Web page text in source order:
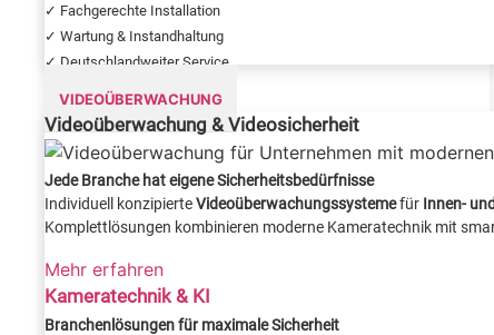
✓ Fachgerechte Installation
✓ Wartung & Instandhaltung
✓ Deutschlandweiter Service
VIDEOÜBERWACHUNG
Videoüberwachung & Videosicherheit
Jede Branche hat eigene Sicherheitsbedürfnisse
Individuell konzipierteVideoüberwachungssystemefür Innen-
Komplettlösungen kombinieren moderne Kameratechnik mit
Mehr erfahren
Kameratechnik & KI
Branchenlösungen für maximale Sicherheit